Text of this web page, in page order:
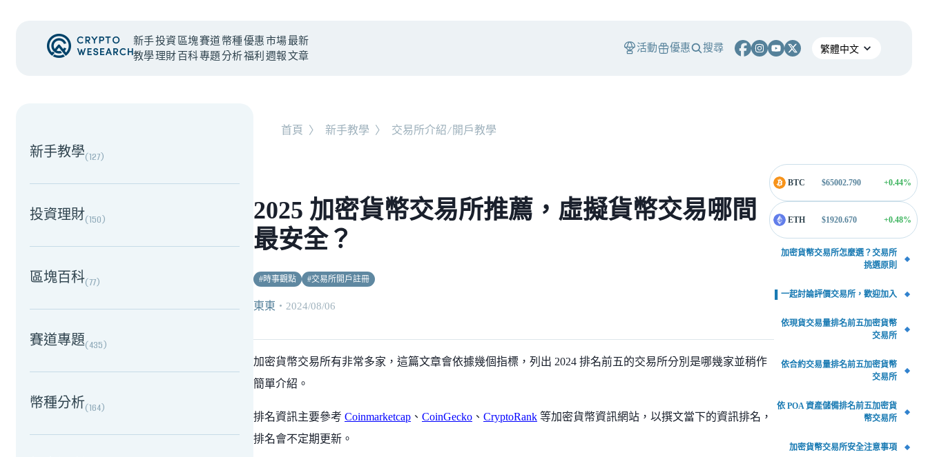
新手
教學
投資
理財
區塊
百科
賽道
專題
幣種
分析
優惠
福利
市場
週報
最新
文章
活動 優惠 搜尋
NEW EVENT
新手教學(127)
投資理財(150)
區塊百科(77)
賽道專題(435)
幣種分析(164)
首頁 〉 新手教學 〉 交易所介紹/開戶教學
2025 加密貨幣交易所推薦，虛擬貨幣交易哪間
最安全？
#時事觀點 #交易所開戶註冊
東東 ・ 2024/08/06
加密貨幣交易所有非常多家，這篇文章會依據幾個指標，列出 2024 排名前五的交易所分別是哪幾家並稍作
簡單介紹。
排名資訊主要參考 Coinmarketcap 、 CoinGecko 、 CryptoRank 等加密貨幣資訊網站，以撰文當下的資訊排名，
排名會不定期更新。
BTC $65002.790 +0.44%
ETH $1920.670 +0.48%
加密貨幣交易所怎麼選？交易所
挑選原則
▌一起討論評價交易所，歡迎加入
依現貨交易量排名前五加密貨幣
交易所
依合約交易量排名前五加密貨幣
交易所
依 POA 資產儲備排名前五加密貨
幣交易所
加密貨幣交易所安全注意事項